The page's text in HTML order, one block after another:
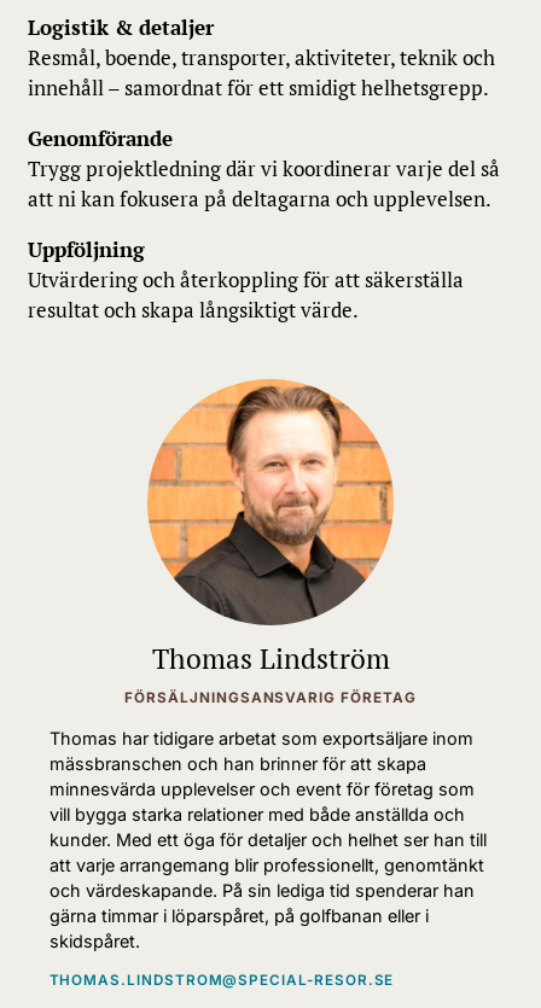
Logistik & detaljer
Resmål, boende, transporter, aktiviteter, teknik och
innehåll – samordnat för ett smidigt helhetsgrepp.
Genomförande
Trygg projektledning där vi koordinerar varje del så
att ni kan fokusera på deltagarna och upplevelsen.
Uppföljning
Utvärdering och återkoppling för att säkerställa
resultat och skapa långsiktigt värde.
Thomas Lindström
FÖRSÄLJNINGSANSVARIG FÖRETAG
Thomas har tidigare arbetat som exportsäljare inom
mässbranschen och han brinner för att skapa
minnesvärda upplevelser och event för företag som
vill bygga starka relationer med både anställda och
kunder. Med ett öga för detaljer och helhet ser han till
att varje arrangemang blir professionellt, genomtänkt
och värdeskapande. På sin lediga tid spenderar han
gärna timmar i löparspåret, på golfbanan eller i
skidspåret.
THOMAS.LINDSTROM@SPECIAL-RESOR.SE